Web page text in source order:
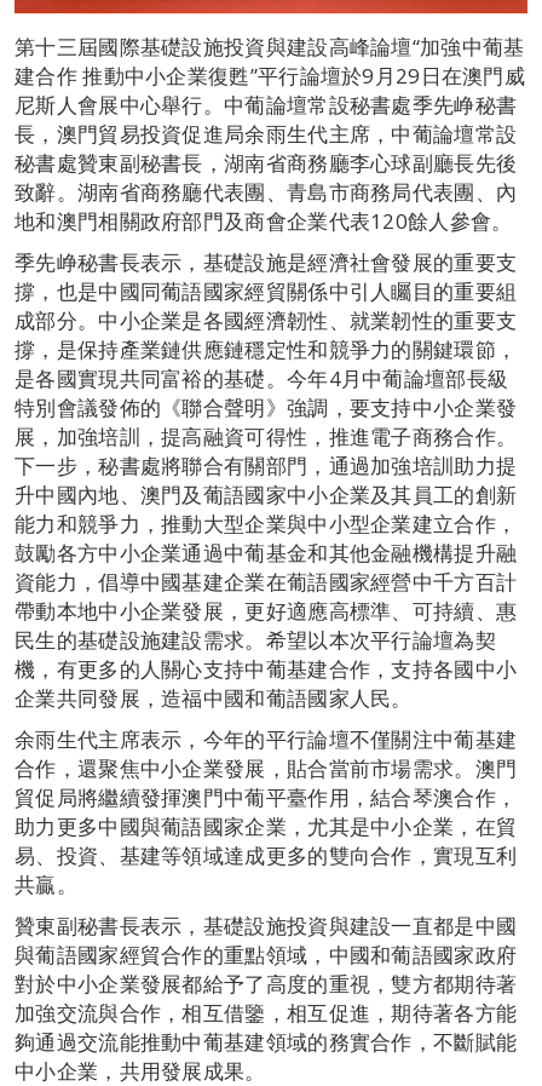
第十三屆國際基礎設施投資與建設高峰論壇“加強中葡基
建合作 推動中小企業復甦”平行論壇於9月29日在澳門威
尼斯人會展中心舉行。中葡論壇常設秘書處季先峥秘書
長，澳門貿易投資促進局余雨生代主席，中葡論壇常設
秘書處贊東副秘書長，湖南省商務廳李心球副廳長先後
致辭。湖南省商務廳代表團、青島市商務局代表團、內
地和澳門相關政府部門及商會企業代表120餘人參會。
季先峥秘書長表示，基礎設施是經濟社會發展的重要支
撐，也是中國同葡語國家經貿關係中引人矚目的重要組
成部分。中小企業是各國經濟韌性、就業韌性的重要支
撐，是保持產業鏈供應鏈穩定性和競爭力的關鍵環節，
是各國實現共同富裕的基礎。今年4月中葡論壇部長級
特別會議發佈的《聯合聲明》強調，要支持中小企業發
展，加強培訓，提高融資可得性，推進電子商務合作。
下一步，秘書處將聯合有關部門，通過加強培訓助力提
升中國內地、澳門及葡語國家中小企業及其員工的創新
能力和競爭力，推動大型企業與中小型企業建立合作，
鼓勵各方中小企業通過中葡基金和其他金融機構提升融
資能力，倡導中國基建企業在葡語國家經營中千方百計
帶動本地中小企業發展，更好適應高標準、可持續、惠
民生的基礎設施建設需求。希望以本次平行論壇為契
機，有更多的人關心支持中葡基建合作，支持各國中小
企業共同發展，造福中國和葡語國家人民。
余雨生代主席表示，今年的平行論壇不僅關注中葡基建
合作，還聚焦中小企業發展，貼合當前市場需求。澳門
貿促局將繼續發揮澳門中葡平臺作用，結合琴澳合作，
助力更多中國與葡語國家企業，尤其是中小企業，在貿
易、投資、基建等領域達成更多的雙向合作，實現互利
共贏。
贊東副秘書長表示，基礎設施投資與建設一直都是中國
與葡語國家經貿合作的重點領域，中國和葡語國家政府
對於中小企業發展都給予了高度的重視，雙方都期待著
加強交流與合作，相互借鑒，相互促進，期待著各方能
夠通過交流能推動中葡基建領域的務實合作，不斷賦能
中小企業，共用發展成果。